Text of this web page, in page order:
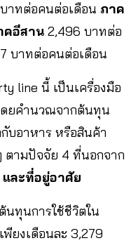
าทต่อคนต่อเดือน ภาค
คอีสาน 2,496 บาทต่อ
บาทต่อคนต่อเดือน
line นี้ เป็นเครื่องมือ
ดยคำนวณจากต้นทุน
บอาหาร หรือสินค้า
ตามปัจจัย 4 ที่นอกจาก
และที่อยู่อาศัย
นทุนการใช้ชีวิตใน
ยงเดือนละ 3,279